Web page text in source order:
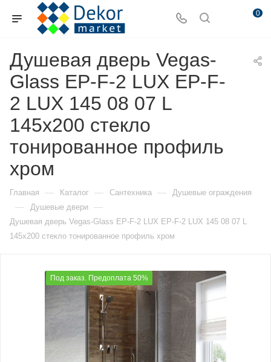
0
Душевая дверь Vegas-
Glass EP-F-2 LUX EP-F-
2 LUX 145 08 07 L
145х200 стекло
тонированное профиль
хром
Главная — Каталог — Сантехника — Душевые ограждения
— Душевые двери —
Душевая дверь Vegas-Glass EP-F-2 LUX EP-F-2 LUX 145 08 07 L
145х200 стекло тонированное профиль хром
Под заказ. Предоплата 50%